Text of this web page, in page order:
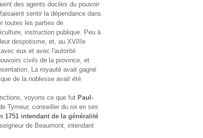
des agents dociles du pouvoir
sentir la dépendance dans
toutes les parties de
instruction publique. Peu à
despotisme, et, au XVIIIe
eux et avec l'autorité
civils de la province, et
La royauté avait gagné
de la noblesse avait été
voyons ce que fut Paul-
Tymeur, conseiller du roi en ses
1751 intendant de la généralité
de Beaumont, intendant